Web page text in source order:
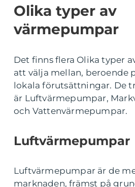
Olika typer av
värmepumpar
Det finns flera Olika typer
att välja mellan, beroende
lokala förutsättningar. De
är Luftvärmepumpar,
och Vattenvärmepumpar.
Luftvärmepumpar
Luftvärmepumpar är de
marknaden, främst på